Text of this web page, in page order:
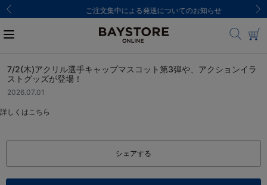
ご注文集中による発送についてのお知らせ
7/2(木)アクリル選手キャップマスコット第3弾や、アクションイラ
ストグッズが登場！
2026.07.01
詳しくはこちら
シェアする